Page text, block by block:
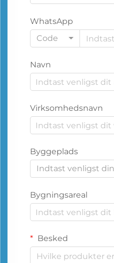
WhatsApp
Code
Navn
Virksomhedsnavn
Byggeplads
Indtast venligst
Bygningsareal
Besked